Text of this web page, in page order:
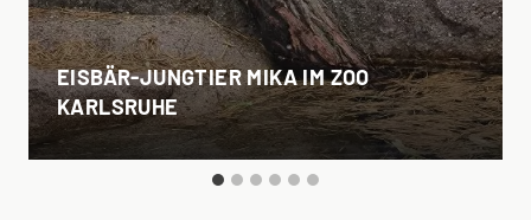
EISBÄR-JUNGTIER MIKA IM ZOO
KARLSRUHE